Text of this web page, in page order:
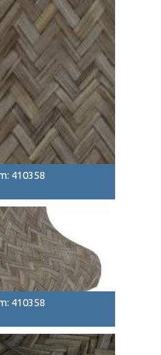
410358
410358